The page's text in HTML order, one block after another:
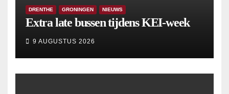
DRENTHE GRONINGEN NIEUWS
Extra late bussen tijdens KEI-week
9 AUGUSTUS 2026